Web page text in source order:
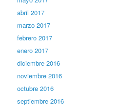
abril 2017
marzo 2017
febrero 2017
enero 2017
diciembre 2016
noviembre 2016
octubre 2016
septiembre 2016